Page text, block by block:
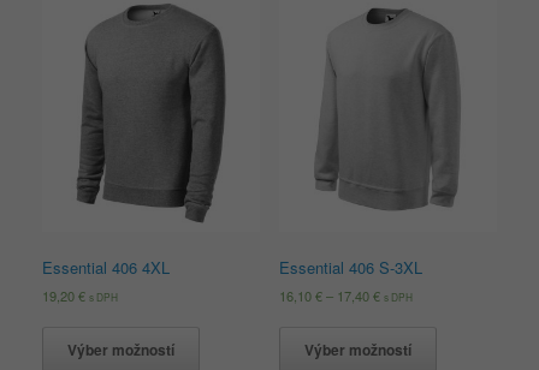
Essential 406 4XL
19,20€ s DPH
Výber možností
Essential 406 S-3XL
16,10€– 17,40€ s DPH
Výber možností